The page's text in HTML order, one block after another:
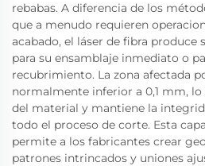
rebabas. A diferencia de los
que a menudo requieren
acabado, el láser de fibra produce
para su ensamblaje inmediato o
recubrimiento. La zona afectada
normalmente inferior a 0,1 mm,
del material y mantiene la
todo el proceso de corte. Esta
permite a los fabricantes crear
patrones intrincados y uniones